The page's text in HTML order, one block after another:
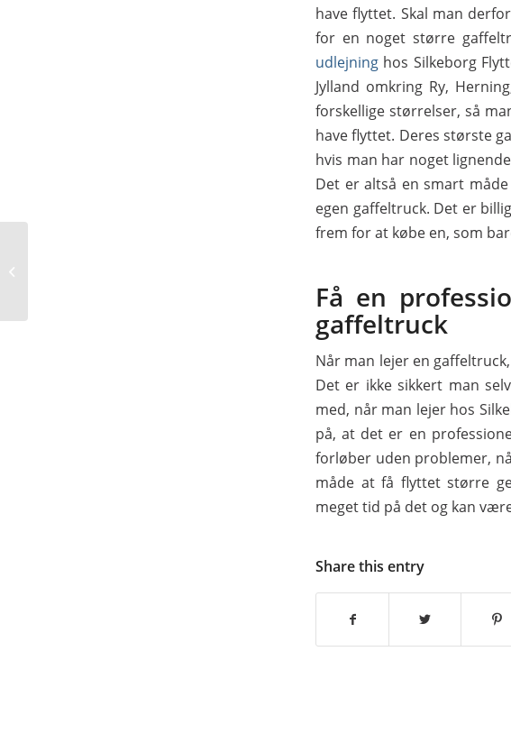
have flyttet. Skal man
for en noget større
udlejning hos Silkeborg
Jylland omkring Ry,
forskellige størrelser, så
have flyttet. Deres største
hvis man har noget
Det er altså en smart
egen gaffeltruck. Det er
frem for at købe en, som
Få en
gaffeltruck
Når man lejer en
Det er ikke sikkert man
med, når man lejer hos
på, at det er en
forløber uden problemer,
måde at få flyttet større
meget tid på det og kan
Share this entry